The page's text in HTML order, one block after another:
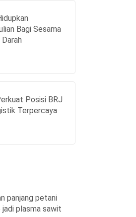
Bagi Sesama
Posisi BRJ
Terpercaya
panjang petani
jadi plasma sawit